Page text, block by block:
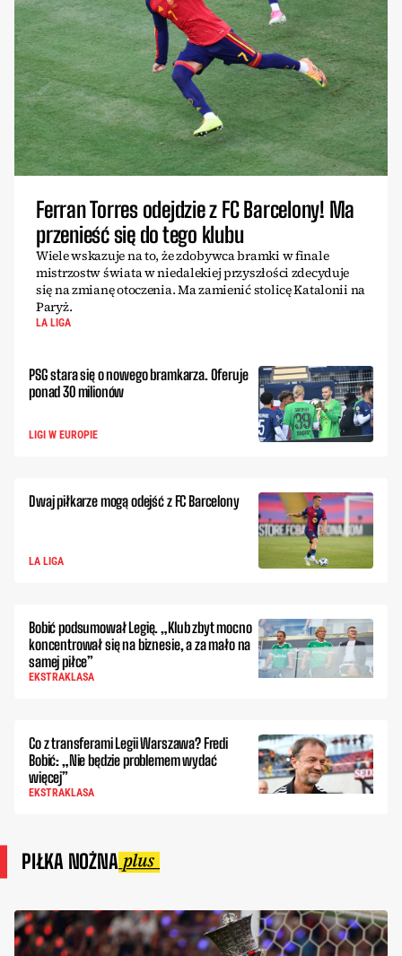
Ferran Torres odejdzie z FC Barcelony! Ma
przenieść się do tego klubu
Wiele wskazuje na to, że zdobywca bramki w finale
mistrzostw świata w niedalekiej przyszłości zdecyduje
się na zmianę otoczenia. Ma zamienić stolicę Katalonii na
Paryż.
LA LIGA
PSG stara się o nowego bramkarza. Oferuje
ponad 30 milionów
LIGI W EUROPIE
Dwaj piłkarze mogą odejść z FC Barcelony
LA LIGA
Bobić podsumował Legię. „Klub zbyt mocno
koncentrował się na biznesie, a za mało na
samej piłce”
EKSTRAKLASA
Co z transferami Legii Warszawa? Fredi
Bobić: „Nie będzie problemem wydać
więcej”
EKSTRAKLASA
PIŁKA NOŻNA